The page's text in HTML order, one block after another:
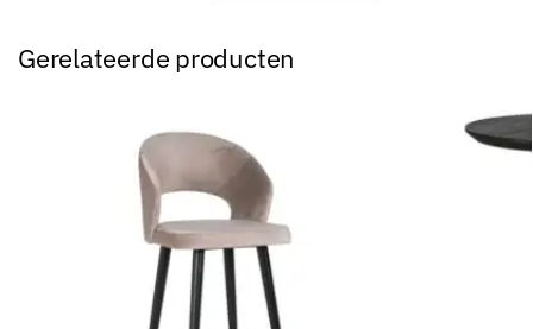
Gerelateerde producten